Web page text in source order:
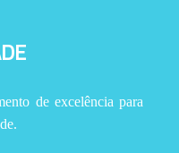
de excelência para